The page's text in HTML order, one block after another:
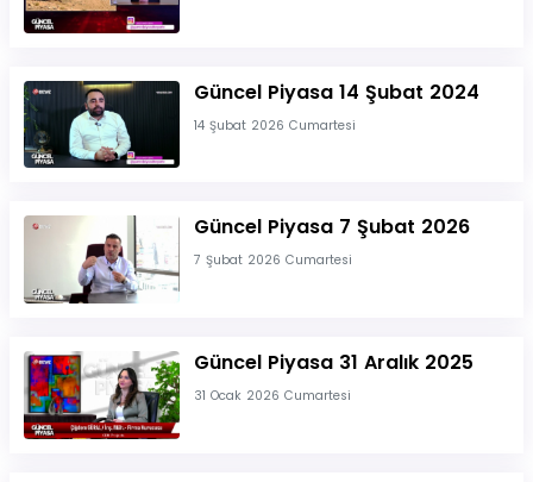
Güncel Piyasa 14 Şubat 2024
14 Şubat 2026 Cumartesi
Güncel Piyasa 7 Şubat 2026
7 Şubat 2026 Cumartesi
Güncel Piyasa 31 Aralık 2025
31 Ocak 2026 Cumartesi